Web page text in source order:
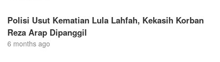
Polisi Usut Kematian Lula Lahfah, Kekasih Korban
Reza Arap Dipanggil
6 months ago